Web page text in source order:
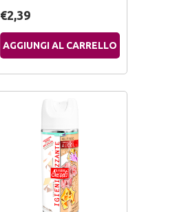
€2,39
AGGIUNGI AL CARRELLO